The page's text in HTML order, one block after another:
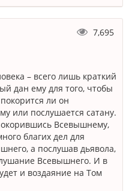
7,695
– всего лишь краткий
дан ему для того, чтобы
ли он
или послушается сатану.
Всевышнему,
благих дел для
а послушав дьявола,
Всевышнего. И в
и воздаяние на Том